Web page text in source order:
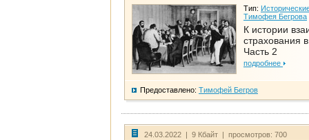
Тип:
Тимофея Бегрова
К истории
страхования
Часть 2
подробнее
Предоставлено: Тимофей Бегров
24.03.2022 | 9 Кбайт | просмотров: 700